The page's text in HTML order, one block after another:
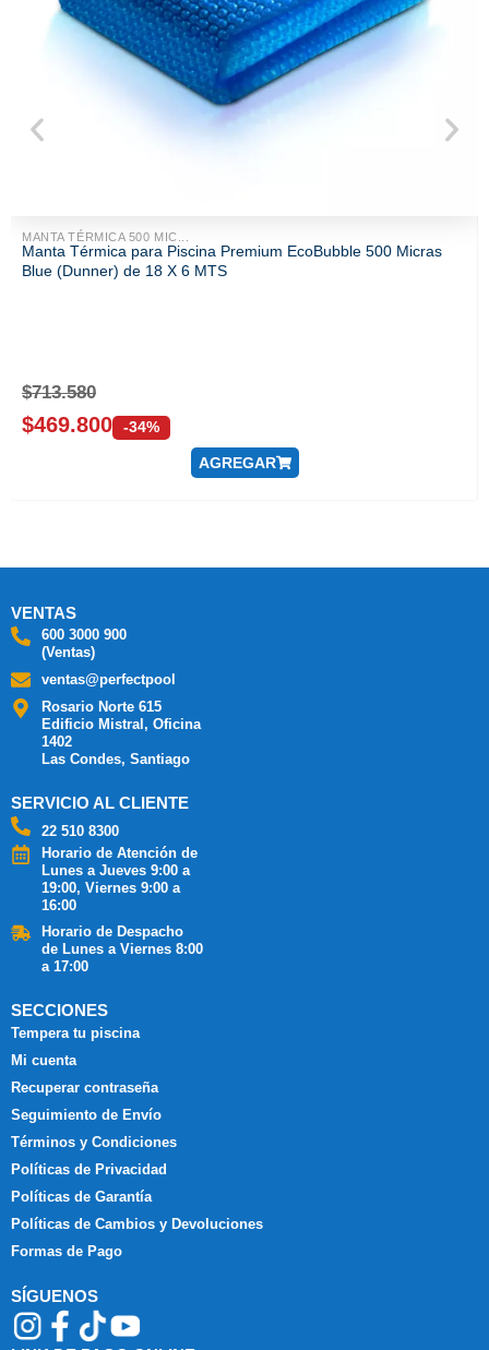
MANTA TÉRMICA 500 MIC...
Manta Térmica para Piscina Premium EcoBubble 500 Micras
Blue (Dunner) de 18 X 6 MTS
$713.580
$469.800 -34%
AGREGAR
VENTAS
600 3000 900
(Ventas)
ventas@perfectpool
Rosario Norte 615
Edificio Mistral, Oficina
1402
Las Condes, Santiago
SERVICIO AL CLIENTE
22 510 8300
Horario de Atención de
Lunes a Jueves 9:00 a
19:00, Viernes 9:00 a
16:00
Horario de Despacho
de Lunes a Viernes 8:00
a 17:00
SECCIONES
Tempera tu piscina
Mi cuenta
Recuperar contraseña
Seguimiento de Envío
Términos y Condiciones
Políticas de Privacidad
Políticas de Garantía
Políticas de Cambios y Devoluciones
Formas de Pago
SÍGUENOS